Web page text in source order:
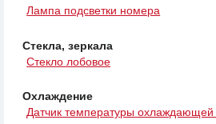
Лампа подсветки номера
Стекла, зеркала
Стекло лобовое
Охлаждение
Датчик температуры охлаждающей